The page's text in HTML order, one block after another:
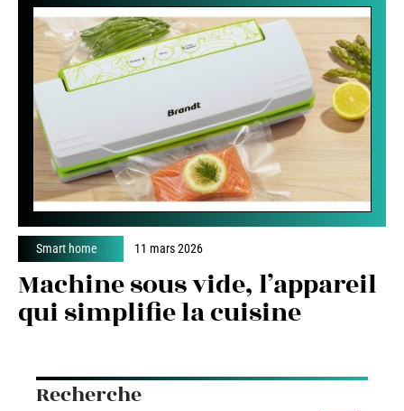
Smart home 11 mars 2026
Machine sous vide, l’appareil
qui simplifie la cuisine
Recherche